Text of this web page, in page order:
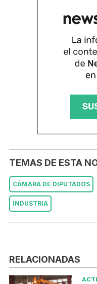
TEMAS DE ESTA
CÁMARA DE DIPUTADOS
INDUSTRIA
RELACIONADAS